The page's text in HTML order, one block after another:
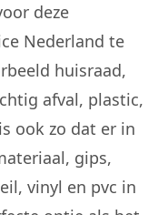
deze
Nederland te
huisraad,
afval, plastic,
ook zo dat er in
gips,
vinyl en pvc in